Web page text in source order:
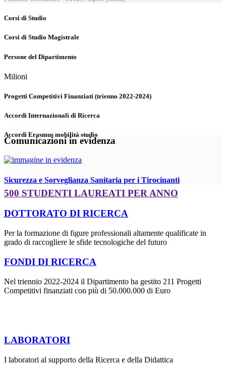
Corsi di Studio
Corsi di Studio Magistrale
Persone del Dipartimento
Milioni
Progetti Competitivi Finanziati (trienno 2022-2024)
Accordi Internazionali di Ricerca
Accordi Erasmus mobilità studio
Comunicazioni in evidenza
Sicurezza e Sorveglianza Sanitaria per i Tirocinanti
500 STUDENTI LAUREATI PER ANNO
DOTTORATO DI RICERCA
Per la formazione di figure professionali altamente qualificate in
grado di raccogliere le sfide tecnologiche del futuro
FONDI DI RICERCA
Nel triennio 2022-2024 il Dipartimento ha gestito 211 Progetti
Competitivi finanziati con più di 50.000.000 di Euro
LABORATORI
I laboratori al supporto della Ricerca e della Didattica